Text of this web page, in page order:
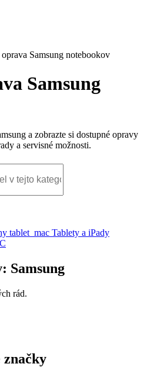
oprava Samsung notebookov
Samsung
a zobrazte si dostupné opravy
a servisné možnosti.
tablet_mac Tablety a iPady
Samsung
rád.
značky